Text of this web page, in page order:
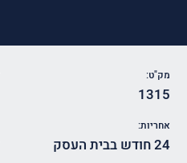
מק"ט:
1315
אחריות:
24 חודש בבית העסק